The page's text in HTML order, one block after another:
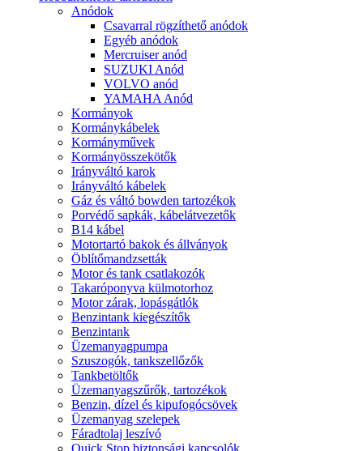
Anódok
Csavarral rögzíthető anódok
Egyéb anódok
Mercruiser anód
SUZUKI Anód
VOLVO anód
YAMAHA Anód
Kormányok
Kormánykábelek
Kormányművek
Kormányösszekötők
Irányváltó karok
Irányváltó kábelek
Gáz és váltó bowden tartozékok
Porvédő sapkák, kábelátvezetők
B14 kábel
Motortartó bakok és állványok
Öblítőmandzsetták
Motor és tank csatlakozók
Takaróponyva külmotorhoz
Motor zárak, lopásgátlók
Benzintank kiegészítők
Benzintank
Üzemanyagpumpa
Szuszogók, tankszellőzők
Tankbetöltők
Üzemanyagszűrők, tartozékok
Benzin, dízel és kipufogócsövek
Üzemanyag szelepek
Fáradtolaj leszívó
Quick Stop biztonsági kapcsolók